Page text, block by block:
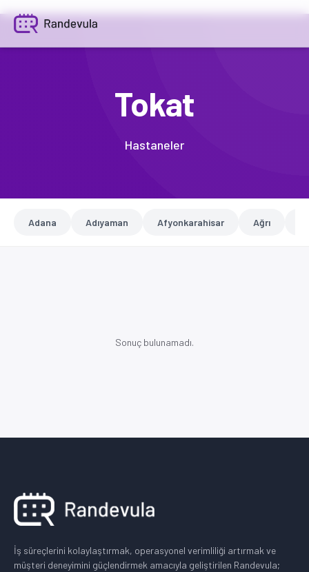
Tokat
Hastaneler
Adana Adıyaman Afyonkarahisar Ağrı
Sonuç bulunamadı.
İş süreçlerini kolaylaştırmak, operasyonel verimliliği artırmak ve
müşteri deneyimini güçlendirmek amacıyla geliştirilen Randevula;